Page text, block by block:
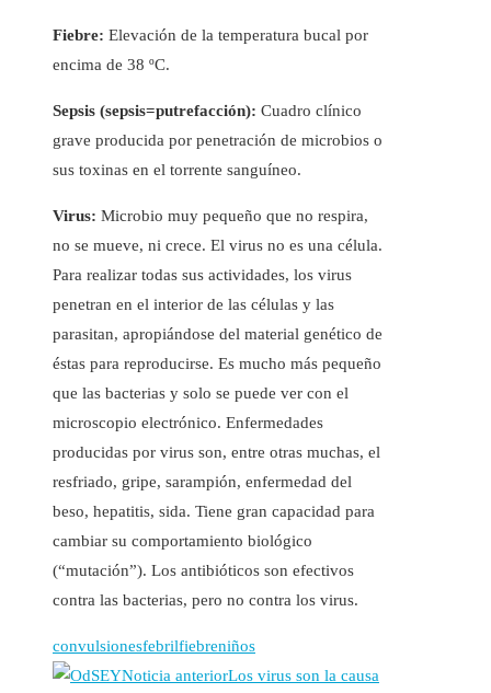
Fiebre: Elevación de la temperatura bucal por
encima de 38 ºC.
Sepsis (sepsis=putrefacción): Cuadro clínico
grave producida por penetración de microbios o
sus toxinas en el torrente sanguíneo.
Virus: Microbio muy pequeño que no respira,
no se mueve, ni crece. El virus no es una célula.
Para realizar todas sus actividades, los virus
penetran en el interior de las células y las
parasitan, apropiándose del material genético de
éstas para reproducirse. Es mucho más pequeño
que las bacterias y solo se puede ver con el
microscopio electrónico. Enfermedades
producidas por virus son, entre otras muchas, el
resfriado, gripe, sarampión, enfermedad del
beso, hepatitis, sida. Tiene gran capacidad para
cambiar su comportamiento biológico
(“mutación”). Los antibióticos son efectivos
contra las bacterias, pero no contra los virus.
convulsionesfebrilfiebreniños
Noticia anteriorLos virus son la causa